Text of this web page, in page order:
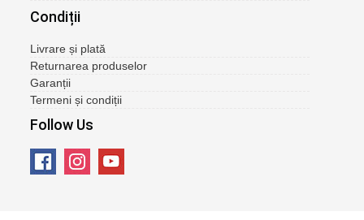
Condiții
Livrare și plată
Returnarea produselor
Garanții
Termeni și condiții
Follow Us